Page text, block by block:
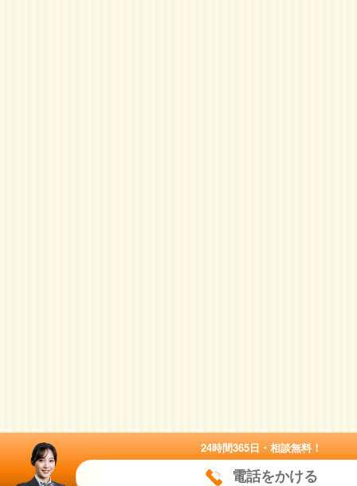
24時間365日・相談無料！
電話をかける